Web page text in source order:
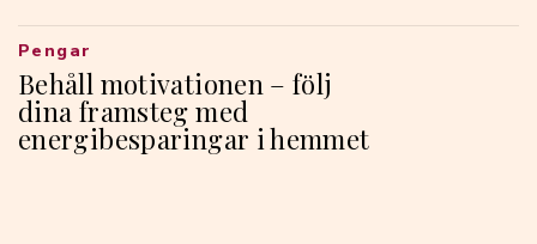
Behåll motivationen – följ
dina framsteg med
energibesparingar i hemmet
Pengar